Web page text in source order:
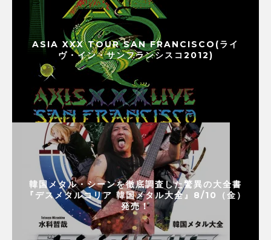
ASIA XXX TOUR SAN FRANCISCO(ライ
ヴ・イン・サンフランシスコ2012)
韓国メタル・シーンを徹底調査した驚異の大全書
『デスメタルコリア 韓国メタル大全』8/10（金）
発売！